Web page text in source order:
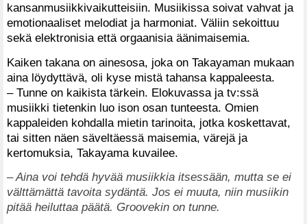
kansanmusiikkivaikutteisiin. Musiikissa soivat vahvat ja
emotionaaliset melodiat ja harmoniat. Väliin sekoittuu
sekä elektronisia että orgaanisia äänimaisemia.
Kaiken takana on ainesosa, joka on Takayaman mukaan
aina löydyttävä, oli kyse mistä tahansa kappaleesta.
– Tunne on kaikista tärkein. Elokuvassa ja tv:ssä
musiikki tietenkin luo ison osan tunteesta. Omien
kappaleiden kohdalla mietin tarinoita, jotka koskettavat,
tai sitten näen säveltäessä maisemia, värejä ja
kertomuksia, Takayama kuvailee.
– Aina voi tehdä hyvää musiikkia itsessään, mutta se ei
välttämättä tavoita sydäntä. Jos ei muuta, niin musiikin
pitää heiluttaa päätä. Groovekin on tunne.